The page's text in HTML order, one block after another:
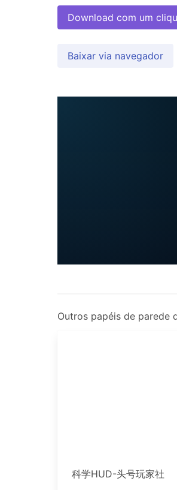
Download com um
Baixar via navegador
Outros papéis de parede
科学HUD-头号玩家社